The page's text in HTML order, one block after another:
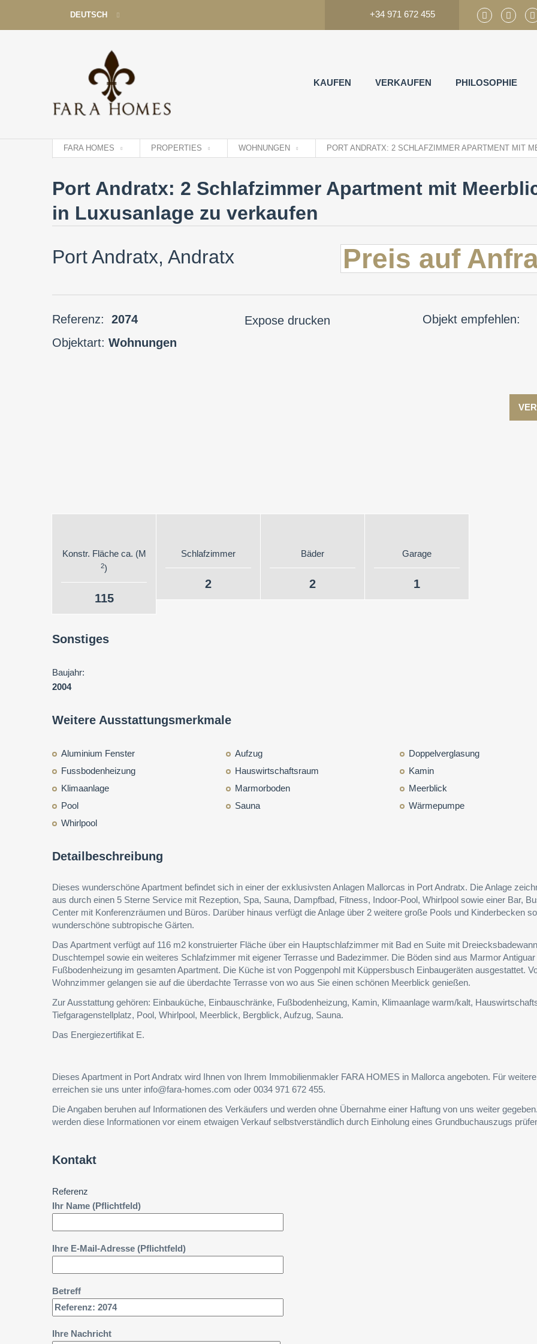
DEUTSCH
ENGLISH
ESPAÑOL
FRANÇAIS
+34 971 672 455
KAUFEN VERKAUFEN PHILOSOPHIE
FARA HOMES PROPERTIES WOHNUNGEN PORT ANDRATX: 2 SCHLAFZIMMER APARTMENT MIT
Port Andratx: 2 Schlafzimmer Apartment mit
in Luxusanlage zu verkaufen
Port Andratx, Andratx Preis auf
Referenz: 2074 Expose drucken
Objekt empfehlen:
Objektart: Wohnungen
Konstr. Fläche ca. (M
2)
115
Schlafzimmer
2
Bäder
2
Garage
1
Sonstiges
Baujahr:
2004
Weitere Ausstattungsmerkmale
Aluminium Fenster Aufzug
Doppelverglasung
Fussbodenheizung
Hauswirtschaftsraum
Kamin
Klimaanlage
Marmorboden
Meerblick
Pool
Sauna
Wärmepumpe
Whirlpool
Detailbeschreibung
Dieses wunderschöne Apartment befindet sich in einer der exklusivsten Anlagen Mallorcas in Port Andratx. Die Anlage
aus durch einen 5 Sterne Service mit Rezeption, Spa, Sauna, Dampfbad, Fitness, Indoor-Pool, Whirlpool sowie einer Bar,
Center mit Konferenzräumen und Büros. Darüber hinaus verfügt die Anlage über 2 weitere große Pools und Kinderbecken
wunderschöne subtropische Gärten.
Das Apartment verfügt auf 116 m2 konstruierter Fläche über ein Hauptschlafzimmer mit Bad en Suite mit
Duschtempel sowie ein weiteres Schlafzimmer mit eigener Terrasse und Badezimmer. Die Böden sind aus Marmor
Fußbodenheizung im gesamten Apartment. Die Küche ist von Poggenpohl mit Küppersbusch Einbaugeräten ausgestattet.
Wohnzimmer gelangen sie auf die überdachte Terrasse von wo aus Sie einen schönen Meerblick genießen.
Zur Ausstattung gehören: Einbauküche, Einbauschränke, Fußbodenheizung, Kamin, Klimaanlage warm/kalt,
Tiefgaragenstellplatz, Pool, Whirlpool, Meerblick, Bergblick, Aufzug, Sauna.
Das Energiezertifikat E.
Dieses Apartment in Port Andratx wird Ihnen von Ihrem Immobilienmakler FARA HOMES in Mallorca angeboten. Für
erreichen sie uns unter info@fara-homes.com oder 0034 971 672 455.
Die Angaben beruhen auf Informationen des Verkäufers und werden ohne Übernahme einer Haftung von uns weiter
werden diese Informationen vor einem etwaigen Verkauf selbstverständlich durch Einholung eines Grundbuchauszugs
Kontakt
Referenz
Ihr Name (Pflichtfeld)
Ihre E-Mail-Adresse (Pflichtfeld)
Betreff
Ihre Nachricht